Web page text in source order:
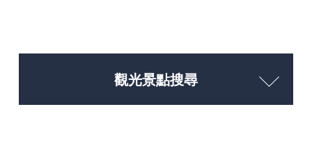
觀光景點搜尋